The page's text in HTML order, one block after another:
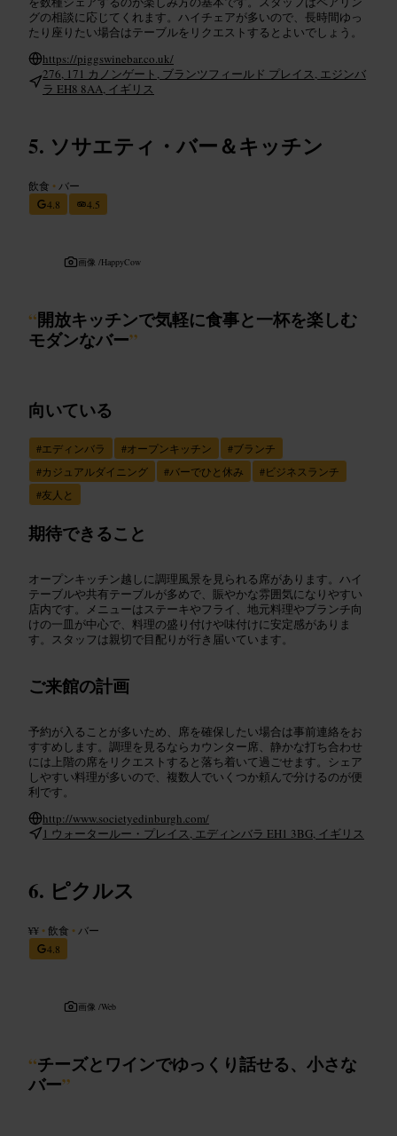
グの相談に応じてくれます。ハイチェアが多いので、長時間ゆっ
たり座りたい場合はテーブルをリクエストするとよいでしょう。
https://piggswinebar.co.uk/
276, 171 カノンゲート, ブランツフィールド プレイス, エジンバ
ラ EH8 8AA, イギリス
ソサエティ・バー＆キッチン
飲食 • バー
4.8
4.5
画像 /HappyCow
“開放キッチンで気軽に食事と一杯を楽しむ
モダンなバー”
向いている
#エディンバラ #オープンキッチン #ブランチ
#カジュアルダイニング #バーでひと休み #ビジネスランチ
#友人と
期待できること
オープンキッチン越しに調理風景を見られる席があります。ハイ
テーブルや共有テーブルが多めで、賑やかな雰囲気になりやすい
店内です。メニューはステーキやフライ、地元料理やブランチ向
けの一皿が中心で、料理の盛り付けや味付けに安定感がありま
す。スタッフは親切で目配りが行き届いています。
ご来館の計画
予約が入ることが多いため、席を確保したい場合は事前連絡をお
すすめします。調理を見るならカウンター席、静かな打ち合わせ
には上階の席をリクエストすると落ち着いて過ごせます。シェア
しやすい料理が多いので、複数人でいくつか頼んで分けるのが便
利です。
http://www.societyedinburgh.com/
1 ウォータールー・プレイス, エディンバラ EH1 3BG, イギリス
ピクルス
¥¥ • 飲食 • バー
4.8
画像 /Web
“チーズとワインでゆっくり話せる、小さな
バー”